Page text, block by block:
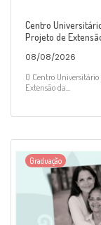
Centro
Projeto de
08/08/2026
O Centro
Extensão da...
Graduação